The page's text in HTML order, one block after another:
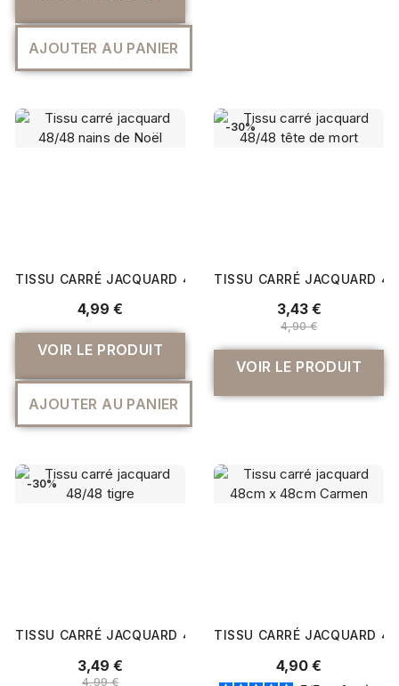
AJOUTER AU PANIER
TISSU CARRÉ JACQUARD 48/48 NAINS DE NOËL
4,99 €
VOIR LE PRODUIT
AJOUTER AU PANIER
-30%
TISSU CARRÉ JACQUARD
3,43 €
4,90 €
VOIR LE PRODUIT
-30%
TISSU CARRÉ JACQUARD 48/48 TIGRE
3,49 €
TISSU CARRÉ JACQUARD
4,90 €